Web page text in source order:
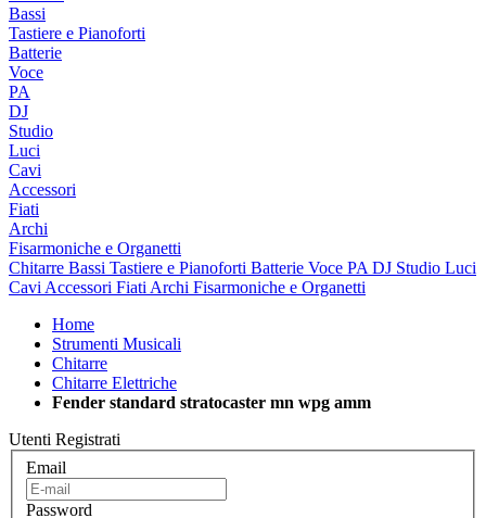
Bassi
Tastiere e Pianoforti
Batterie
Voce
PA
DJ
Studio
Luci
Cavi
Accessori
Fiati
Archi
Fisarmoniche e Organetti
Chitarre Bassi Tastiere e Pianoforti Batterie Voce PA DJ Studio Luci
Cavi Accessori Fiati Archi Fisarmoniche e Organetti
Home
Strumenti Musicali
Chitarre
Chitarre Elettriche
Fender standard stratocaster mn wpg amm
Utenti Registrati
Email
Password